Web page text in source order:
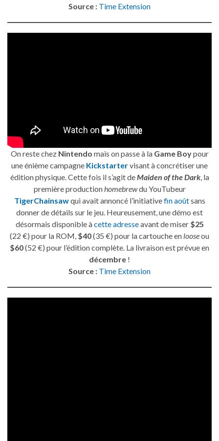
Source : Time Extension
On reste chez Nintendo mais on passe à la Game Boypour
une énième campagne Kickstartervisant à concrétiser une
édition physique. Cette fois il s’agit deMaiden of the Dark, la
première productionhomebrewdu YouTubeur
TigerChainsawqui avait annoncé l’initiativefin aoûtsans
donner de détails sur le jeu. Heureusement, une démo est
désormais disponible àcette adresseavant de miser $25
(22 €) pour la ROM, $40(35 €) pour la cartouche en looseou
$60(52 €) pour l’édition complète. La livraison est prévue en
décembre !
Source : Time Extension